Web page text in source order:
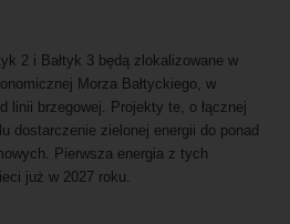
2 i Bałtyk 3 będą zlokalizowane w
Morza Bałtyckiego, w
linii brzegowej. Projekty te, o łącznej
dostarczenie zielonej energii do ponad
Pierwsza energia z tych
już w 2027 roku.